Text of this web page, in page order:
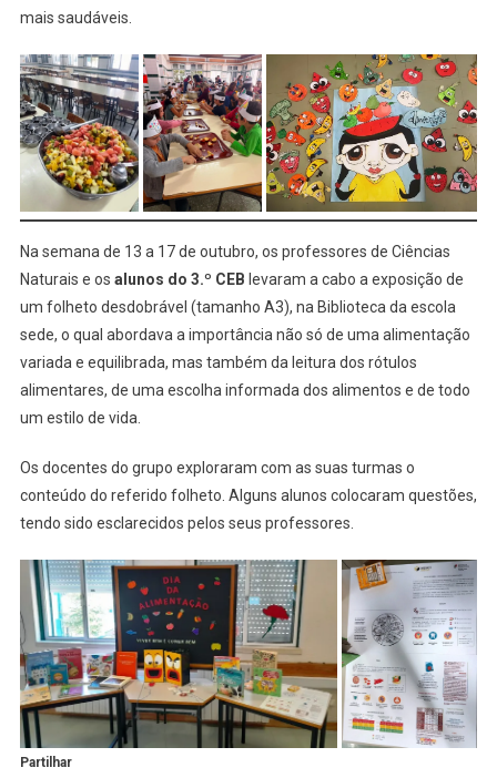
mais saudáveis.
Na semana de 13 a 17 de outubro, os professores de Ciências
Naturais e os alunos do 3.º CEB levaram a cabo a exposição de
um folheto desdobrável (tamanho A3), na Biblioteca da escola
sede, o qual abordava a importância não só de uma alimentação
variada e equilibrada, mas também da leitura dos rótulos
alimentares, de uma escolha informada dos alimentos e de todo
um estilo de vida.
Os docentes do grupo exploraram com as suas turmas o
conteúdo do referido folheto. Alguns alunos colocaram questões,
tendo sido esclarecidos pelos seus professores.
Partilhar